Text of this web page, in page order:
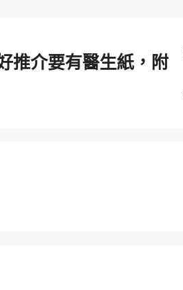
推介要有醫生紙，附